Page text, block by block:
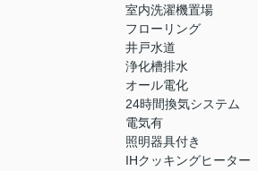
室内洗濯機置場
フローリング
井戸水道
浄化槽排水
オール電化
24時間換気システム
電気有
照明器具付き
IHクッキングヒーター